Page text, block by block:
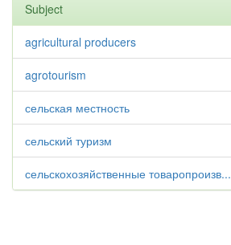
Subject
agricultural producers
agrotourism
сельская местность
сельский туризм
сельскохозяйственные товаропроизв...